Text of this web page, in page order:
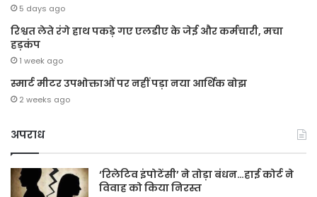
5 days ago
रिश्वत लेते रंगे हाथ पकड़े गए एलडीए के जेई और कर्मचारी, मचा
हड़कंप
1 week ago
स्मार्ट मीटर उपभोक्ताओं पर नहीं पड़ा नया आर्थिक बोझ
2 weeks ago
अपराध
‘रिलेटिव इंपोटेंसी’ ने तोड़ा बंधन…हाई कोर्ट ने
विवाह को किया निरस्त